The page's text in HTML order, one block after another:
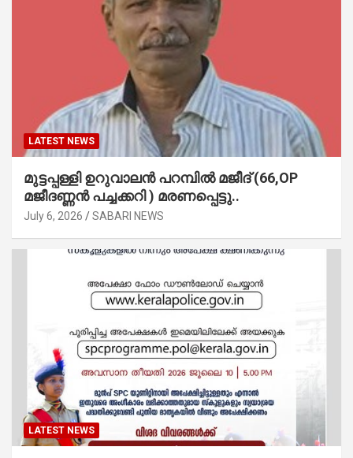
LATEST NEWS
മുട്ടപ്പള്ളി ഉറുവാലൻ പറമ്പിൽ മജീദ് (66,OP
മജീദണ്ണൻ പച്ചക്കറി ) മരണപ്പെട്ടു..
July 6, 2026 SABARI NEWS
LATEST NEWS